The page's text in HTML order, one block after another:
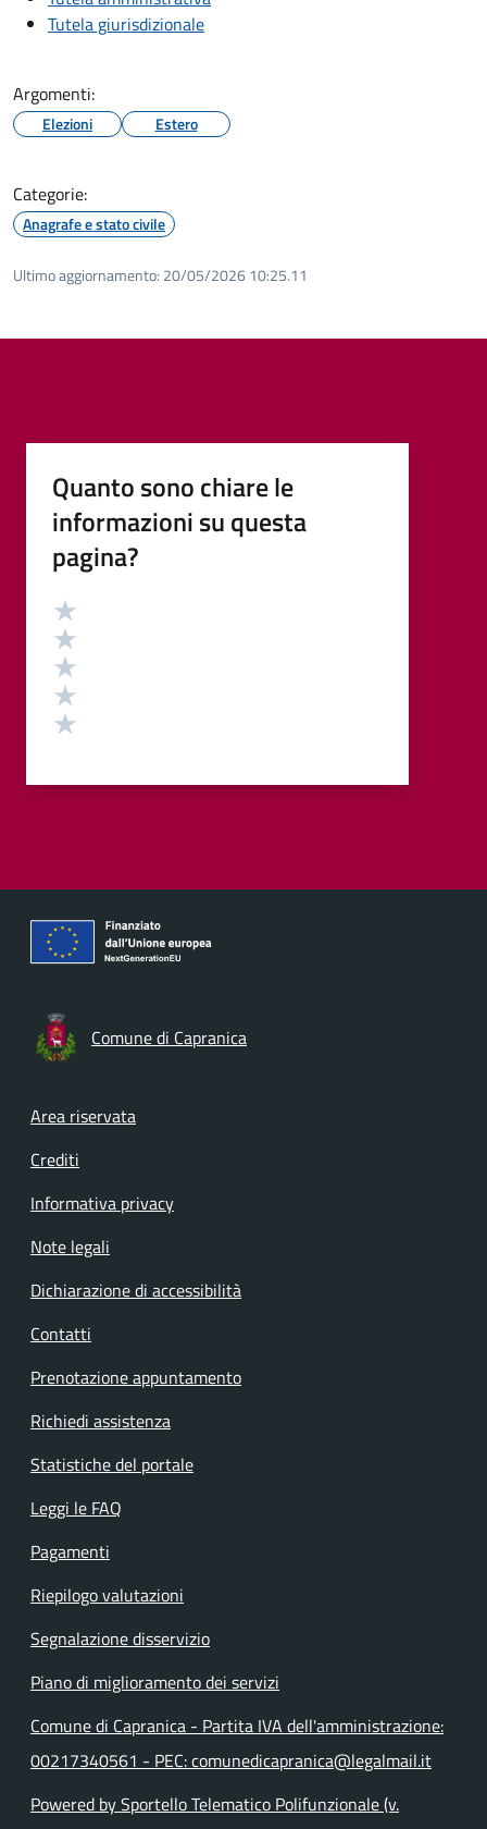
Tutela giurisdizionale
Argomenti:
Elezioni Estero
Categorie:
Anagrafe e stato civile
Ultimo aggiornamento: 20/05/2026 10:25.11
Quanto sono chiare le
informazioni su questa
pagina?
Valutazione
Comune di Capranica
Footer menu
Area riservata
Crediti
Informativa privacy
Note legali
Dichiarazione di accessibilità
Contatti
Prenotazione appuntamento
Richiedi assistenza
Statistiche del portale
Leggi le FAQ
Pagamenti
Riepilogo valutazioni
Segnalazione disservizio
Piano di miglioramento dei servizi
Comune di Capranica - Partita IVA dell'amministrazione:
00217340561 - PEC: comunedicapranica@legalmail.it
Powered by Sportello Telematico Polifunzionale (v.